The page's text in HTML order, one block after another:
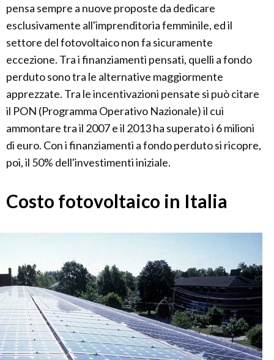
pensa sempre a nuove proposte da dedicare
esclusivamente all'imprenditoria femminile, ed il
settore del fotovoltaico non fa sicuramente
eccezione. Tra i finanziamenti pensati, quelli a fondo
perduto sono tra le alternative maggiormente
apprezzate. Tra le incentivazioni pensate si può citare
il PON (Programma Operativo Nazionale) il cui
ammontare tra il 2007 e il 2013 ha superato i 6 milioni
di euro. Con i finanziamenti a fondo perduto si ricopre,
poi, il 50% dell'investimenti iniziale.
Costo fotovoltaico in Italia